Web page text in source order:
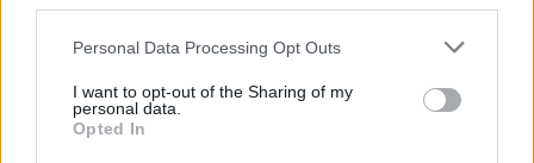
Personal Data Processing Opt Outs
I want to opt-out of the Sharing of my
personal data.
Opted In
sempre grato a mia madre e mio padre”.
Mio figlio